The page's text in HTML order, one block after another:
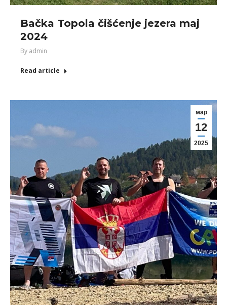
Bačka Topola čišćenje jezera maj
2024
By admin
Read article
мар
12
2025